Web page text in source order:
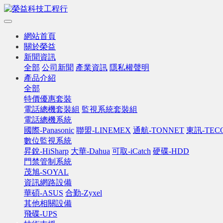
網站首頁
關於榮益
新聞資訊
全部 公司新聞 產業資訊 隱私權聲明
產品介紹
全部
特價優惠套裝
電話總機套裝組 監視系統套裝組
電話總機系統
國際-Panasonic 聯盟-LINEMEX 通航-TONNET 東訊-
數位監視系統
昇銳-HiSharp 大華-Dahua 可取-iCatch 硬碟-HDD
門禁管制系統
茂旭-SOYAL
資訊網路設備
華碩-ASUS 合勤-Zyxel
其他相關設備
飛碟-UPS